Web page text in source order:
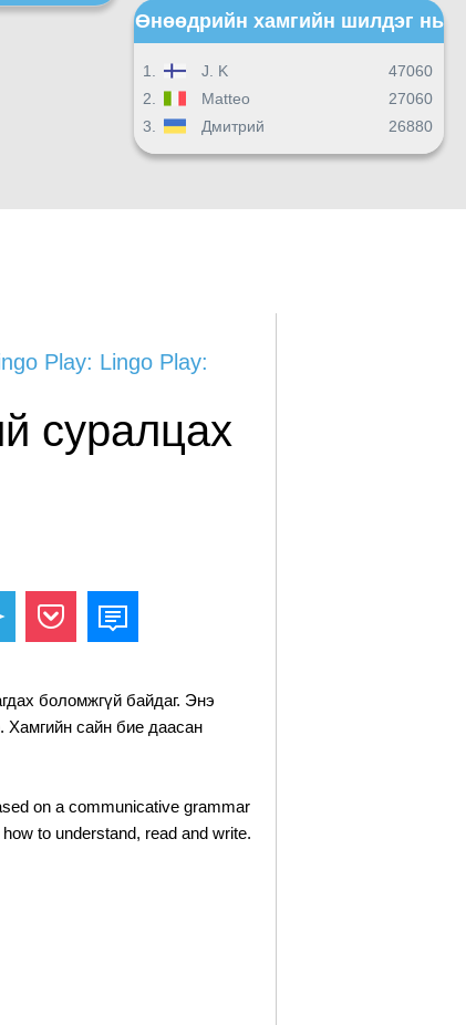
Өнөөдрийн хамгийн шилдэг нь
1. J. K
47060
2.
Matteo
27060
3.
Дмитрий 26880
Play: Lingo Play:
суралцах
боломжгүй байдаг. Энэ
Хамгийн сайн бие даасан
on a communicative grammar
to understand, read and write.